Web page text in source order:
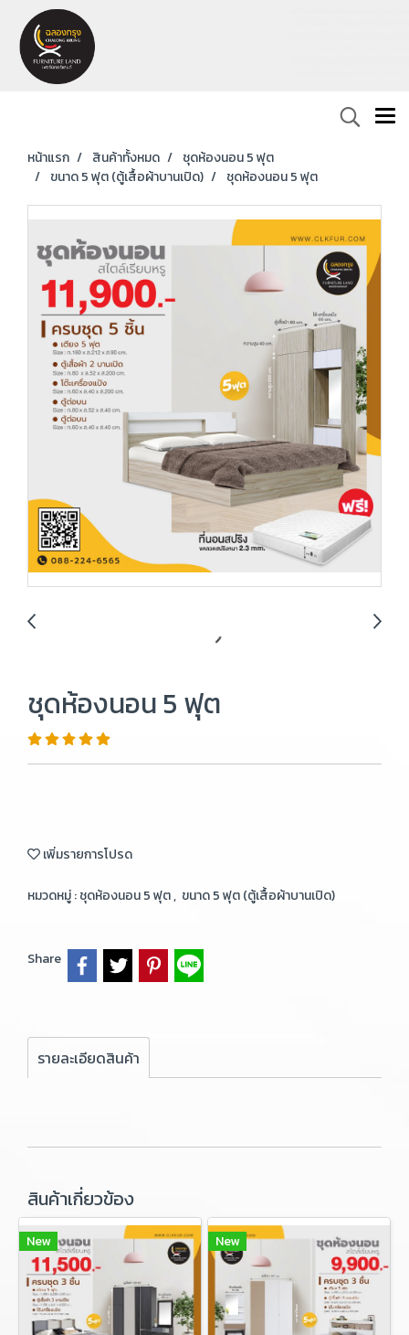
หน้าแรก สินค้าทั้งหมด
ชุดห้องนอน 5 ฟุต
ขนาด 5 ฟุต (ตู้เสื้อผ้าบานเปิด)
ชุดห้องนอน 5 ฟุต
ชุดห้องนอน 5 ฟุต
เพิ่มรายการโปรด
หมวดหมู่ :ชุดห้องนอน 5 ฟุต, ขนาด 5 ฟุต (ตู้เสื้อผ้าบานเปิด)
Share
รายละเอียดสินค้า
สินค้าเกี่ยวข้อง
New New